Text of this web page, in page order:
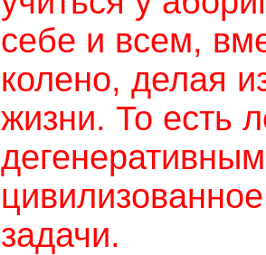
себе и всем,
колено, делая
жизни. То есть
задачи.